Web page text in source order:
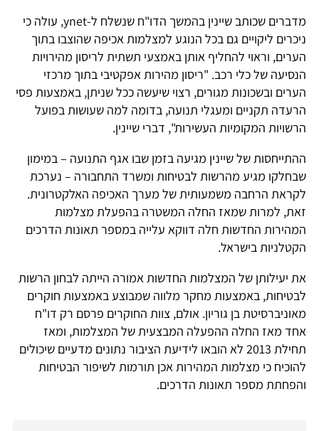
מדברים שכותב שיינין בהמשך הדו"ח שנשלח ל-ynet, עולה כי
ניכרים ליקויים גם בכל הנוגע למצלמות אכיפה שהוצבו בתוך
הערים, וראוי להחליף אותן באמצעי תשתית לריסון מהירויות
הנסיעה של כלי רכב. "ריסון מהירות אפקטיבי בתוך מרכזי
הערים ובשכונות מגורים, רצוי שיעשה ככל שניתן, באמצעות פסי
הרעדה תקניים ומעגלי תנועה, בדומה למה שעושות בפועל
הרשויות המקומיות העשירות", דברי שיינין.
ההתייחסות של שיינין מגיעה בזמן שבו אגף התנועה – במימון
שבחלקו מגיע מהרשות לבטיחות ומשרד התחבורה – נערכת
לקראת הרחבה משמעותית של מערך האכיפה האלקטרונית.
זאת, למרות שמאז החלה המשטרה בהפעלת מצלמות
המהירות החדשות חלה דווקא עלייה במספר תאונות הדרכים
הקטלניות בישראל.
את יעילותן של המצלמות החדשות אמורה הייתה לבחון הרשות
לבטיחות, באמצעות מחקר מלווה שמבוצע באמצעות חוקרים
מאוניברסיטת בן גוריון. אולם, צוות החוקרים פרסם רק דו"ח
אחד מאז החלה ההפעלה המבצעית של המצלמות, ומאז
תחילת 2013 לא הובאו לידיעת הציבור נתונים מדעיים שיכולים
להוכיח כי מצלמות המהירות אכן תורמות לשיפור הבטיחות
והפחתת מספר תאונות הדרכים.